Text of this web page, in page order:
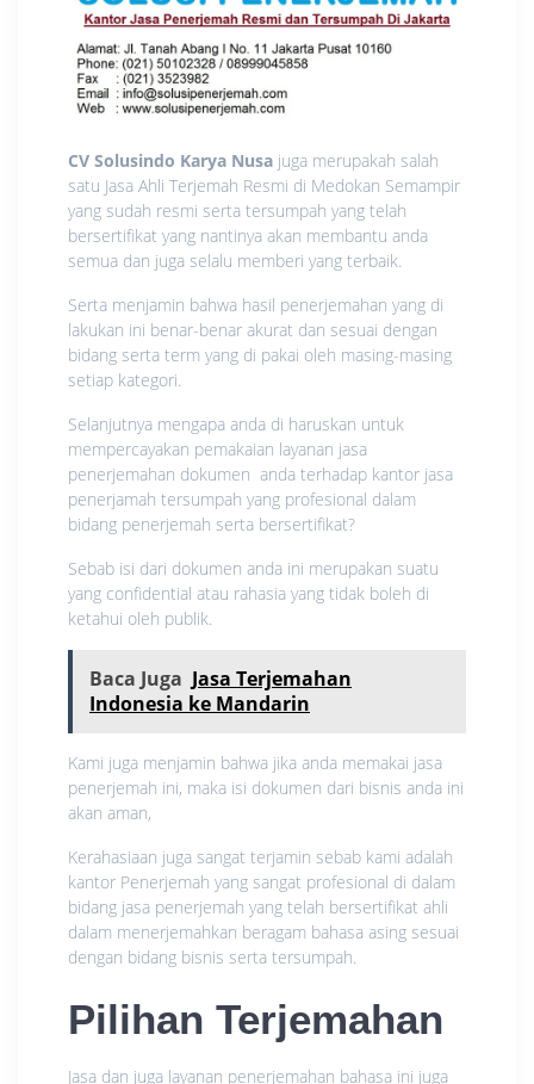
CV Solusindo Karya Nusa juga merupakah salah
satu Jasa Ahli Terjemah Resmi di Medokan Semampir
yang sudah resmi serta tersumpah yang telah
bersertifikat yang nantinya akan membantu anda
semua dan juga selalu memberi yang terbaik.
Serta menjamin bahwa hasil penerjemahan yang di
lakukan ini benar-benar akurat dan sesuai dengan
bidang serta term yang di pakai oleh masing-masing
setiap kategori.
Selanjutnya mengapa anda di haruskan untuk
mempercayakan pemakaian layanan jasa
penerjemahan dokumen anda terhadap kantor jasa
penerjamah tersumpah yang profesional dalam
bidang penerjemah serta bersertifikat?
Sebab isi dari dokumen anda ini merupakan suatu
yang confidential atau rahasia yang tidak boleh di
ketahui oleh publik.
Baca Juga Jasa Terjemahan
Indonesia ke Mandarin
Kami juga menjamin bahwa jika anda memakai jasa
penerjemah ini, maka isi dokumen dari bisnis anda ini
akan aman,
Kerahasiaan juga sangat terjamin sebab kami adalah
kantor Penerjemah yang sangat profesional di dalam
bidang jasa penerjemah yang telah bersertifikat ahli
dalam menerjemahkan beragam bahasa asing sesuai
dengan bidang bisnis serta tersumpah.
Pilihan Terjemahan
Jasa dan juga layanan penerjemahan bahasa ini juga